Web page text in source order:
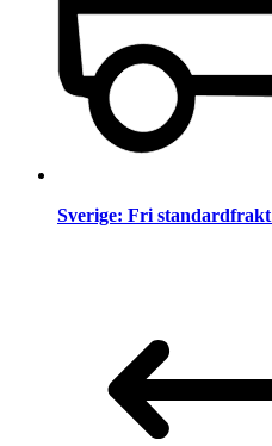
Sverige: Fri standardfrakt